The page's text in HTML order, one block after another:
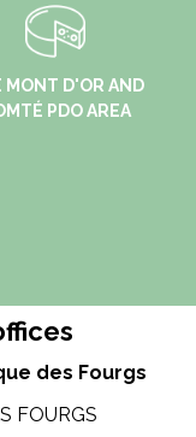
MONT D'OR AND
PDO AREA
des Fourgs
FOURGS